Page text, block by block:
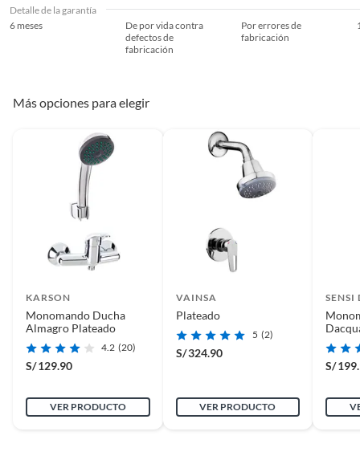
Detalle de la garantía
6 meses
De por vida contra
defectos de
fabricación
Por errores de
fabricación
Más opciones para elegir
KARSON
Monomando Ducha
Almagro Plateado
4.2 (20)
S/129.90
VER PRODUCTO
VAINSA
Plateado
5 (2)
S/324.90
VER PRODUCTO
SENSI
S/